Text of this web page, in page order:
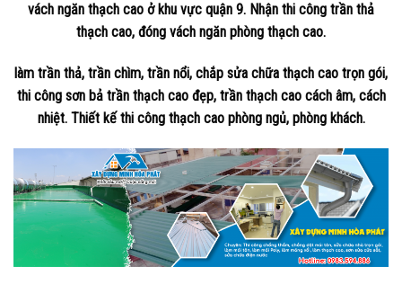
vách ngăn thạch cao ở khu vực quận 9. Nhận thi công trần thả
thạch cao, đóng vách ngăn phòng thạch cao.
làm trần thả, trần chìm, trần nổi, chắp sửa chữa thạch cao trọn gói,
thi công sơn bả trần thạch cao đẹp, trần thạch cao cách âm, cách
nhiệt. Thiết kế thi công thạch cao phòng ngủ, phòng khách.